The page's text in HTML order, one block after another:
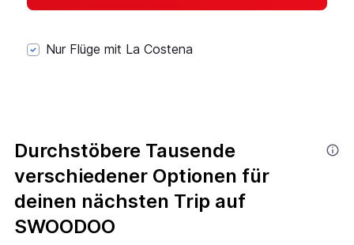
Nur Flüge mit La Costena
Durchstöbere Tausende
verschiedener Optionen für
deinen nächsten Trip auf
SWOODOO